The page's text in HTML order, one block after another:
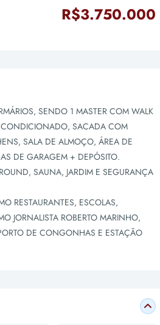
R$3.750.000
SENDO 1 MASTER COM WALK
CONDICIONADO, SACADA COM
SALA DE ALMOÇO, ÁREA DE
DE GARAGEM + DEPÓSITO.
SAUNA, JARDIM E SEGURANÇA
RESTAURANTES, ESCOLAS,
JORNALISTA ROBERTO MARINHO,
DE CONGONHAS E ESTAÇÃO